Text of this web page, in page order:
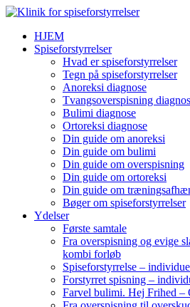
HJEM
Spiseforstyrrelser
Hvad er spiseforstyrrelser
Tegn på spiseforstyrrelser
Anoreksi diagnose
Tvangsoverspisning
Bulimi diagnose
Ortoreksi diagnose
Din guide om anoreksi
Din guide om bulimi
Din guide om overspisning
Din guide om ortoreksi
Din guide om
Bøger om spiseforstyrrelser
Ydelser
Første samtale
Fra overspisning og evige
kombi forløb
Spiseforstyrrelse –
Forstyrret spisning –
Farvel bulimi. Hej Frihed –